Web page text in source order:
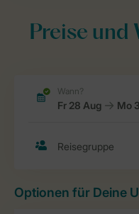
Preise und
Optionen für Deine